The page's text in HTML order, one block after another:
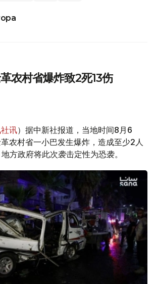
农村省爆炸致2死13伤
讯）据中新社报道，当地时间8月6
农村省一小巴发生爆炸，造成至少2人
方政府将此次袭击定性为恐袭。